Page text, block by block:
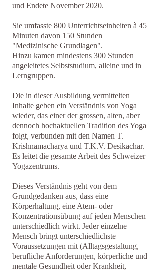
und Endete November 2020.
Sie umfasste 800 Unterrichtseinheiten à 45
Minuten davon 150 Stunden
"Medizinische Grundlagen".
Hinzu kamen mindestens 300 Stunden
angeleitetes Selbststudium, alleine und in
Lerngruppen.
Die in dieser Ausbildung vermittelten
Inhalte geben ein Verständnis von Yoga
wieder, das einer der grossen, alten, aber
dennoch hochaktuellen Tradition des Yoga
folgt, verbunden mit den Namen T.
Krishnamacharya und T.K.V. Desikachar.
Es leitet die gesamte Arbeit des Schweizer
Yogazentrums.
Dieses Verständnis geht von dem
Grundgedanken aus, dass eine
Körperhaltung, eine Atem- oder
Konzentrationsübung auf jeden Menschen
unterschiedlich wirkt. Jeder einzelne
Mensch bringt unterschiedlichste
Voraussetzungen mit (Alltagsgestaltung,
berufliche Anforderungen, körperliche und
mentale Gesundheit oder Krankheit,